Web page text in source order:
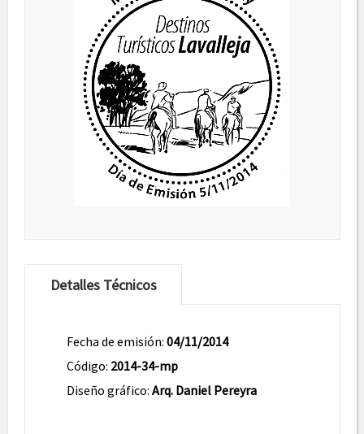
Detalles Técnicos
Fecha de emisión: 04/11/2014
Código: 2014-34-mp
Diseño gráfico: Arq. Daniel Pereyra